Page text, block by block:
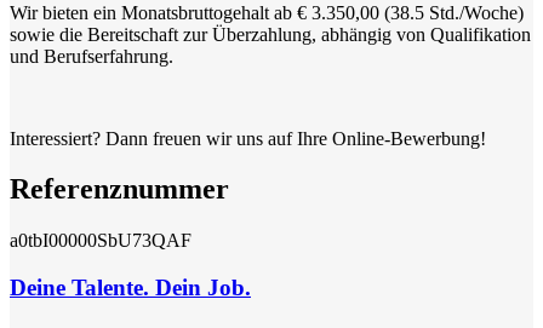
Wir bieten ein Monatsbruttogehalt ab € 3.350,00 (38.5 Std./Woche)
sowie die Bereitschaft zur Überzahlung, abhängig von Qualifikation
und Berufserfahrung.
Interessiert? Dann freuen wir uns auf Ihre Online-Bewerbung!
Referenznummer
a0tbI00000SbU73QAF
Deine Talente. Dein Job.